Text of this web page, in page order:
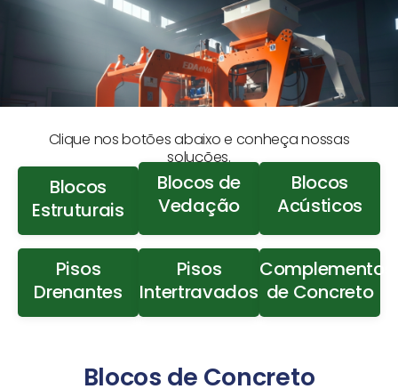
Clique nos botões abaixo e conheça nossas
soluções.
Blocos
Estruturais
Blocos de
Vedação
Blocos
Acústicos
Pisos
Drenantes
Pisos
Intertravados
Complementos
de Concreto
Blocos de Concreto